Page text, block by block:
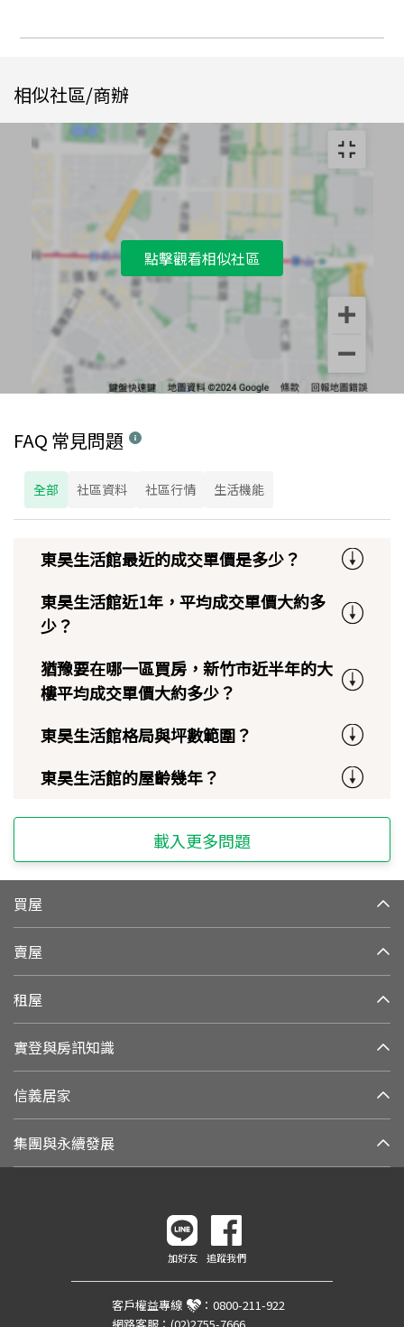
相似社區/商辦
點擊觀看相似社區
FAQ 常見問題
全部 社區資料 社區行情 生活機能
東昊生活館最近的成交單價是多少？
東昊生活館近1年，平均成交單價大約多
少？
猶豫要在哪一區買房，新竹市近半年的大
樓平均成交單價大約多少？
東昊生活館格局與坪數範圍？
東昊生活館的屋齡幾年？
載入更多問題
買屋
賣屋
租屋
實登與房訊知識
信義居家
集團與永續發展
加好友 追蹤我們
客戶權益專線 ： 0800-211-922